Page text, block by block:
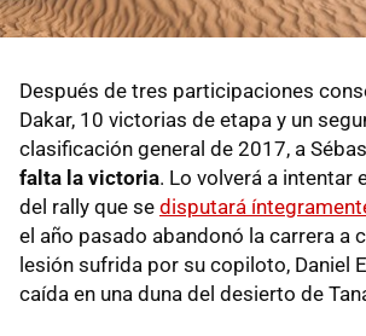
Después de tres participaciones
Dakar, 10 victorias de etapa y un
clasificación general de 2017, a
falta la victoria. Lo volverá a intentar
del rally que se disputará
el año pasado abandonó la carrera a
lesión sufrida por su copiloto, Daniel
caída en una duna del desierto de